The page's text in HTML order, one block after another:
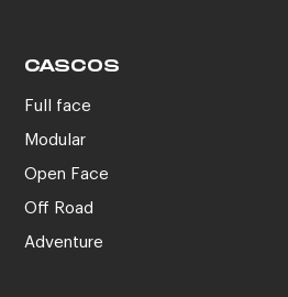
CASCOS
Full face
Modular
Open Face
Off Road
Adventure